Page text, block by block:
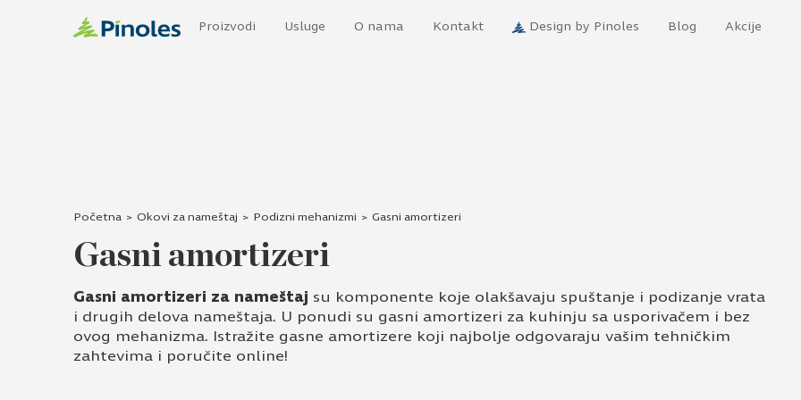
Proizvodi Usluge O nama Kontakt Design by Pinoles Blog Akcije
Početna > Okovi za nameštaj > Podizni mehanizmi > Gasni amortizeri
Gasni amortizeri
Gasni amortizeri za nameštaj su komponente koje olakšavaju spuštanje i podizanje vrata
i drugih delova nameštaja. U ponudi su gasni amortizeri za kuhinju sa usporivačem i bez
ovog mehanizma. Istražite gasne amortizere koji najbolje odgovaraju vašim tehničkim
zahtevima i poručite online!